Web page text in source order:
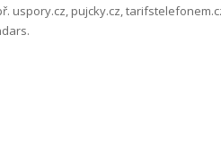
uspory.cz, pujcky.cz,